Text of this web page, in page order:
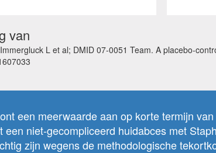
van
L et al; DMID 07-0051 Team. A placebo-
een meerwaarde aan op korte termijn
een niet-gecompliceerd huidabces met
zijn wegens de methodologische